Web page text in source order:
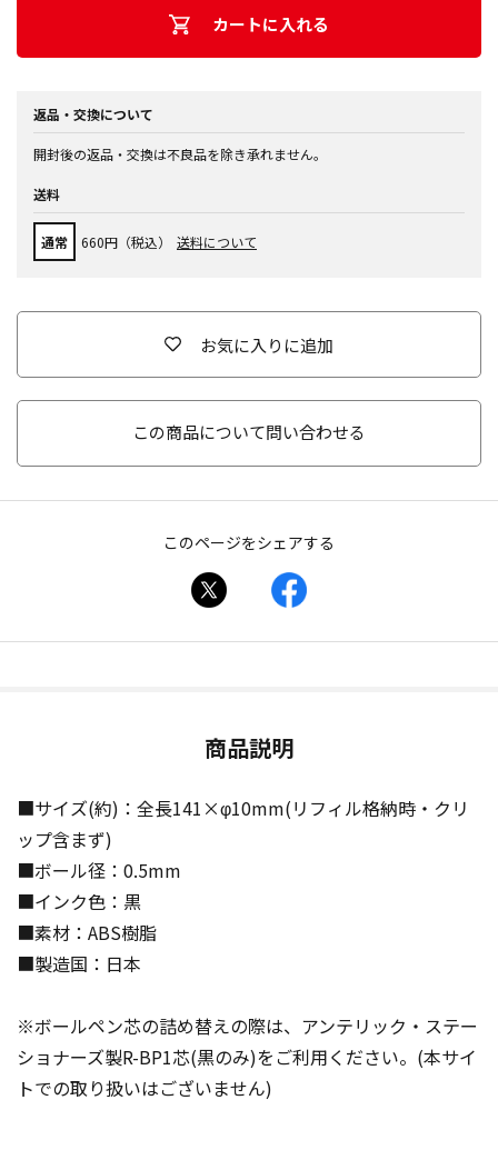
カートに入れる
返品・交換について
開封後の返品・交換は不良品を除き承れません。
送料
通常 660円（税込） 送料について
お気に入りに追加
この商品について問い合わせる
このページをシェアする
商品説明
■サイズ(約)：全長141×φ10mm(リフィル格納時・クリ
ップ含まず)
■ボール径：0.5mm
■インク色：黒
■素材：ABS樹脂
■製造国：日本
※ボールペン芯の詰め替えの際は、アンテリック・ステー
ショナーズ製R-BP1芯(黒のみ)をご利用ください。(本サイ
トでの取り扱いはございません)